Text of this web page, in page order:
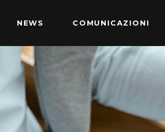
NEWS COMUNICAZIONI